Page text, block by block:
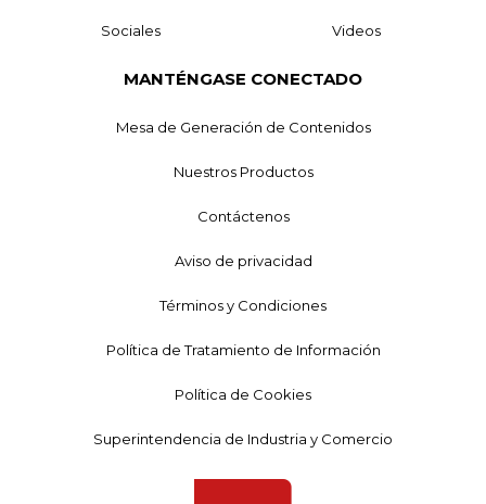
Sociales Videos
MANTÉNGASE CONECTADO
Mesa de Generación de Contenidos
Nuestros Productos
Contáctenos
Aviso de privacidad
Términos y Condiciones
Política de Tratamiento de Información
Política de Cookies
Superintendencia de Industria y Comercio